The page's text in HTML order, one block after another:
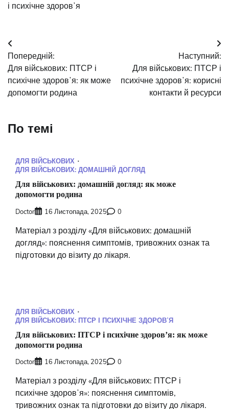
і психічне здоровʼя
Навігація
записів
Попередній:
Для військових: ПТСР і
психічне здоровʼя: як може
допомогти родина
Наступний:
Для військових: ПТСР і
психічне здоровʼя: корисні
контакти й ресурси
По темі
ДЛЯ ВІЙСЬКОВИХ
ДЛЯ ВІЙСЬКОВИХ: ДОМАШНІЙ ДОГЛЯД
Для військових: домашній догляд: як може
допомогти родина
Doctor 16 Листопада, 2025 0
Матеріал з розділу «Для військових: домашній
догляд»: пояснення симптомів, тривожних ознак та
підготовки до візиту до лікаря.
ДЛЯ ВІЙСЬКОВИХ
ДЛЯ ВІЙСЬКОВИХ: ПТСР І ПСИХІЧНЕ ЗДОРОВʼЯ
Для військових: ПТСР і психічне здоровʼя: як може
допомогти родина
Doctor 16 Листопада, 2025 0
Матеріал з розділу «Для військових: ПТСР і
психічне здоровʼя»: пояснення симптомів,
тривожних ознак та підготовки до візиту до лікаря.